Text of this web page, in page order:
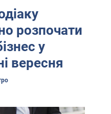
розпочати
у
вересня